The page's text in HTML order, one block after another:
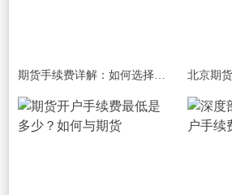
期货手续费详解：如何选择最划算的交易